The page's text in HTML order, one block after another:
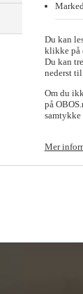
Du kan
klikke på
Du kan
nederst
Om du
på
Mer